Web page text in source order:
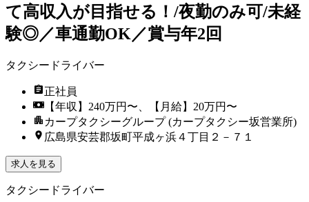
て高収入が目指せる！/夜勤のみ可/未経
験◎／車通勤OK／賞与年2回
タクシードライバー
正社員
【年収】240万円〜、【月給】20万円〜
カープタクシーグループ (カープタクシー坂営業所)
広島県安芸郡坂町平成ヶ浜４丁目２－７１
求人を見る
タクシードライバー